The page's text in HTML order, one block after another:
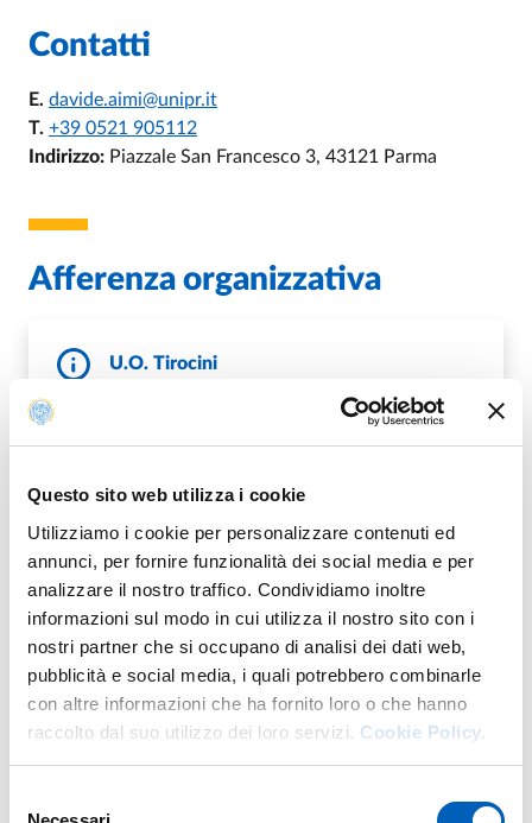
Questo sito web utilizza i cookie
Utilizziamo i cookie per personalizzare contenuti ed
annunci, per fornire funzionalità dei social media e per
analizzare il nostro traffico. Condividiamo inoltre
informazioni sul modo in cui utilizza il nostro sito con i
nostri partner che si occupano di analisi dei dati web,
pubblicità e social media, i quali potrebbero combinarle
con altre informazioni che ha fornito loro o che hanno
raccolto dal suo utilizzo dei loro servizi. Cookie Policy.
Contatti
E. davide.aimi@unipr.it
T. +39 0521 905112
Indirizzo: Piazzale San Francesco 3, 43121 Parma
Afferenza organizzativa
U.O. Tirocini
E. tirocinipostlaurea@unipr.it,E. tirocini@unipr.it
VAI ALLA SCHEDA DI U.O. TIROCINI
Altro personale della struttura a questo
indirizzo
Personale tecnico amministrativo